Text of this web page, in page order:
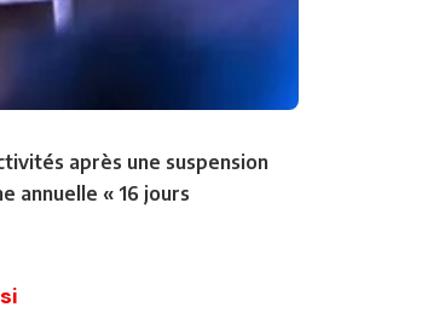
après une suspension
annuelle « 16 jours